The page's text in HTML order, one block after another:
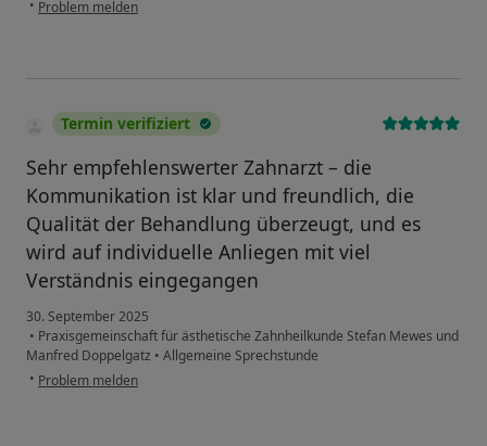
• Problem melden
Termin verifiziert
Sehr empfehlenswerter Zahnarzt – die
Kommunikation ist klar und freundlich, die
Qualität der Behandlung überzeugt, und es
wird auf individuelle Anliegen mit viel
Verständnis eingegangen
30. September 2025
• Praxisgemeinschaft für ästhetische Zahnheilkunde Stefan Mewes und
Manfred Doppelgatz • Allgemeine Sprechstunde
• Problem melden